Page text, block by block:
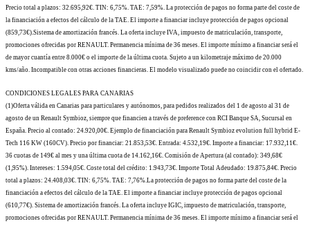
Precio total a plazos: 32.695,92€. TIN: 6,75%. TAE: 7,59%. La protección de pagos no forma parte del coste de
la financiación a efectos del cálculo de la TAE. El importe a financiar incluye protección de pagos opcional
(859,73€).Sistema de amortización francés. La oferta incluye IVA, impuesto de matriculación, transporte,
promociones ofrecidas por RENAULT. Permanencia mínima de 36 meses. El importe mínimo a financiar será el
de mayor cuantía entre 8.000€ o el importe de la última cuota. Sujeto a un kilometraje máximo de 20.000
kms/año. Incompatible con otras acciones financieras. El modelo visualizado puede no coincidir con el ofertado.
CONDICIONES LEGALES PARA CANARIAS
(1)Oferta válida en Canarias para particulares y autónomos, para pedidos realizados del 1 de agosto al 31 de
agosto de un Renault Symbioz, siempre que financien a través de preference con RCI Banque SA, Sucursal en
España. Precio al contado: 24.920,00€. Ejemplo de financiación para Renault Symbioz evolution full hybrid E-
Tech 116 KW (160CV). Precio por financiar: 21.853,53€. Entrada: 4.532,19€. Importe a financiar: 17.932,11€.
36 cuotas de 149€ al mes y una última cuota de 14.162,16€. Comisión de Apertura (al contado): 349,68€
(1,95%). Intereses: 1.594,05€. Coste total del crédito: 1.943,73€. Importe Total Adeudado: 19.875,84€. Precio
total a plazos: 24.408,03€. TIN: 6,75%. TAE: 7,76%.La protección de pagos no forma parte del coste de la
financiación a efectos del cálculo de la TAE. El importe a financiar incluye protección de pagos opcional
(610,77€). Sistema de amortización francés. La oferta incluye IGIC, impuesto de matriculación, transporte,
promociones ofrecidas por RENAULT. Permanencia mínima de 36 meses. El importe mínimo a financiar será el